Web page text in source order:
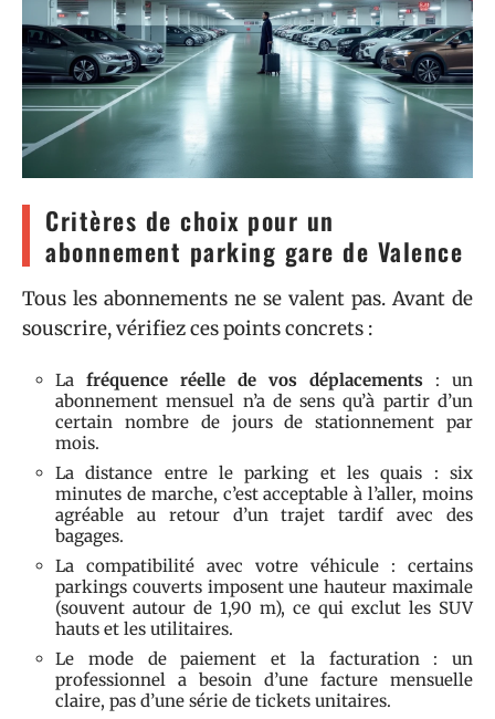
Critères de choix pour un
abonnement parking gare de Valence
Tous les abonnements ne se valent pas. Avant de
souscrire, vérifiez ces points concrets :
La fréquence réelle de vos déplacements : un
abonnement mensuel n’a de sens qu’à partir d’un
certain nombre de jours de stationnement par
mois.
La distance entre le parking et les quais : six
minutes de marche, c’est acceptable à l’aller, moins
agréable au retour d’un trajet tardif avec des
bagages.
La compatibilité avec votre véhicule : certains
parkings couverts imposent une hauteur maximale
(souvent autour de 1,90 m), ce qui exclut les SUV
hauts et les utilitaires.
Le mode de paiement et la facturation : un
professionnel a besoin d’une facture mensuelle
claire, pas d’une série de tickets unitaires.